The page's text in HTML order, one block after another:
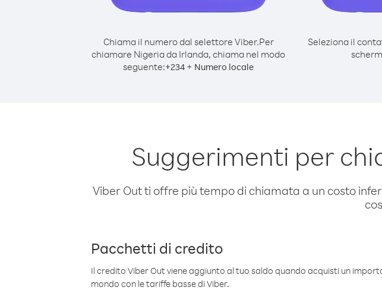
Chiama il numero dal selettore Viber.Per
chiamare Nigeria da Irlanda, chiama nel modo
seguente:+234 + Numero locale
Seleziona il
Suggerimenti per
Viber Out ti offre più tempo di chiamata a un costo
Pacchetti di credito
Il credito Viber Out viene aggiunto al tuo saldo quando acquisti un
mondo con le tariffe basse di Viber.